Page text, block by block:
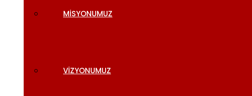
MISYONUMUZ
VIZYONUMUZ